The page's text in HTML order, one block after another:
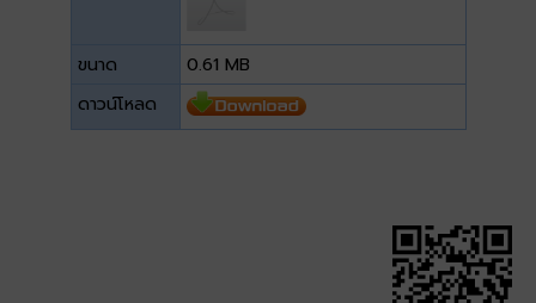
ขนาด
0.61 MB
ดาวน์โหลด